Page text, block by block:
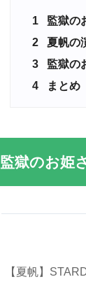
1
監獄の
2
夏帆の
3
監獄の
4
まとめ
監獄のお姫
【夏帆】